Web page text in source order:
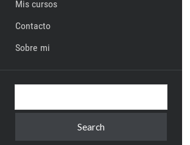
Mis cursos
Contacto
Sobre mi